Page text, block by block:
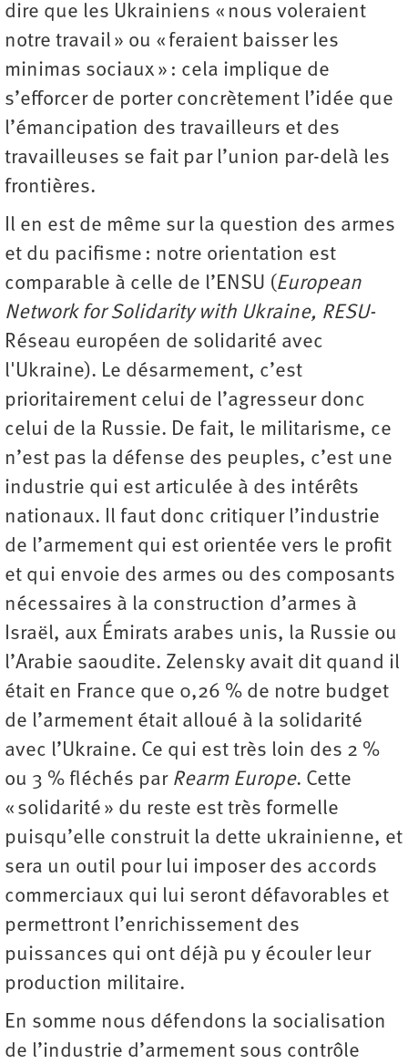
dire que les Ukrainiens « nous voleraient
notre travail » ou « feraient baisser les
minimas sociaux » : cela implique de
s’efforcer de porter concrètement l’idée que
l’émancipation des travailleurs et des
travailleuses se fait par l’union par-delà les
frontières.
Il en est de même sur la question des armes
et du pacifisme : notre orientation est
comparable à celle de l’ENSU (European
Network for Solidarity with Ukraine, RESU-
Réseau européen de solidarité avec
l'Ukraine). Le désarmement, c’est
prioritairement celui de l’agresseur donc
celui de la Russie. De fait, le militarisme, ce
n’est pas la défense des peuples, c’est une
industrie qui est articulée à des intérêts
nationaux. Il faut donc critiquer l’industrie
de l’armement qui est orientée vers le profit
et qui envoie des armes ou des composants
nécessaires à la construction d’armes à
Israël, aux Émirats arabes unis, la Russie ou
l’Arabie saoudite. Zelensky avait dit quand il
était en France que 0,26 % de notre budget
de l’armement était alloué à la solidarité
avec l’Ukraine. Ce qui est très loin des 2 %
ou 3 % fléchés par Rearm Europe. Cette
« solidarité » du reste est très formelle
puisqu’elle construit la dette ukrainienne, et
sera un outil pour lui imposer des accords
commerciaux qui lui seront défavorables et
permettront l’enrichissement des
puissances qui ont déjà pu y écouler leur
production militaire.
En somme nous défendons la socialisation
de l’industrie d’armement sous contrôle